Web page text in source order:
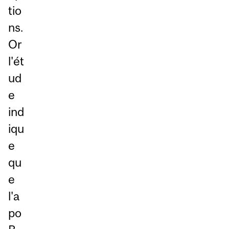
tio
ns.
Or
l'ét
ud
e
ind
iqu
e
qu
e
l'a
po